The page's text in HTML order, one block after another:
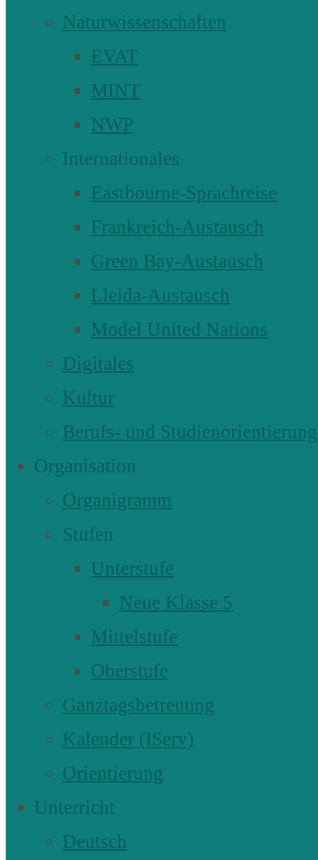
Naturwissenschaften
EVAT
MINT
NWP
Internationales
Eastbourne-Sprachreise
Frankreich-Austausch
Green Bay-Austausch
Lleida-Austausch
Model United Nations
Digitales
Kultur
Berufs- und Studienorientierung
Organisation
Organigramm
Stufen
Unterstufe
Neue Klasse 5
Mittelstufe
Oberstufe
Ganztagsbetreuung
Kalender (IServ)
Orientierung
Unterricht
Deutsch